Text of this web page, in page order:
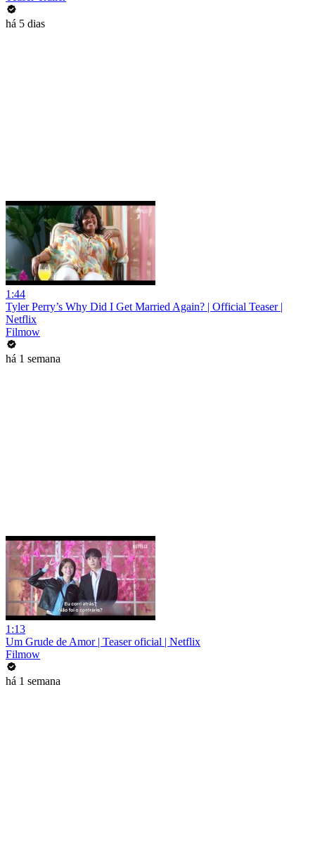
há 5 dias
1:44
Tyler Perry’s Why Did I Get Married Again? | Official Teaser |
Netflix
Filmow
há 1 semana
1:13
Um Grude de Amor | Teaser oficial | Netflix
Filmow
há 1 semana